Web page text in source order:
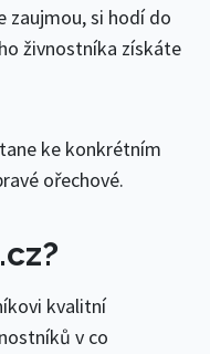
zaujmou, si hodí do
živnostníka získáte
ke konkrétním
ořechové.
kvalitní
v co